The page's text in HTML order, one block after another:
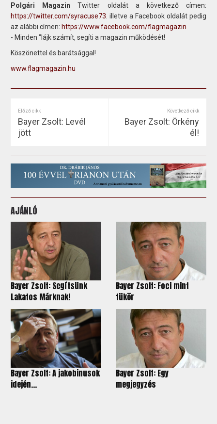
Polgári Magazin Twitter oldalát a következő címen:
https://twitter.com/syracuse73 . illetve a Facebook oldalát pedig
az alábbi címen: https://www.facebook.com/flagmagazin
- Minden "lájk számít, segíti a magazin működését!
Köszönettel és barátsággal!
www.flagmagazin.hu
Előző cikk
Bayer Zsolt: Levél
jött
Következő cikk
Bayer Zsolt: Örkény
él!
AJÁNLÓ
Bayer Zsolt: Segítsünk
Lakatos Márknak!
Bayer Zsolt: Foci mint
tükör
Bayer Zsolt: A jakobinusok
idején...
Bayer Zsolt: Egy
megjegyzés